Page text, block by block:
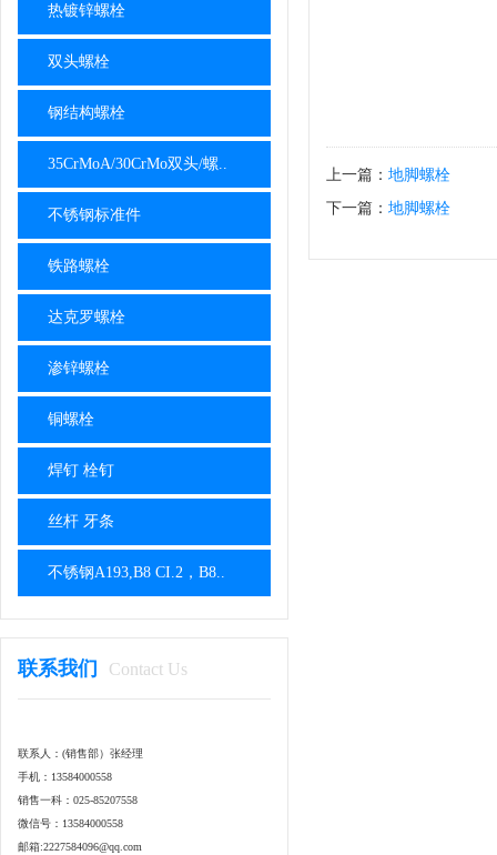
热镀锌螺栓
双头螺栓
钢结构螺栓
35CrMoA/30CrMo双头/螺..
不锈钢标准件
铁路螺栓
达克罗螺栓
渗锌螺栓
铜螺栓
焊钉 栓钉
丝杆 牙条
不锈钢A193,B8 CI.2，B8..
联系我们 Contact Us
联系人：(销售部）张经理
手机：13584000558
销售一科：025-85207558
微信号：13584000558
邮箱:2227584096@qq.com
上一篇： 地脚螺栓
下一篇： 地脚螺栓